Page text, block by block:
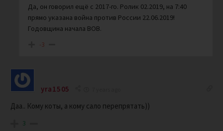
Да, он говорил ещё с 2017-го. Ролик 02.2019, на 7:40
прямо указана война против России 22.06.2019!
Годовщина начала ВОВ.
-3
yra1505
Даа.. Кому коты, а кому сало перепрятать))
3